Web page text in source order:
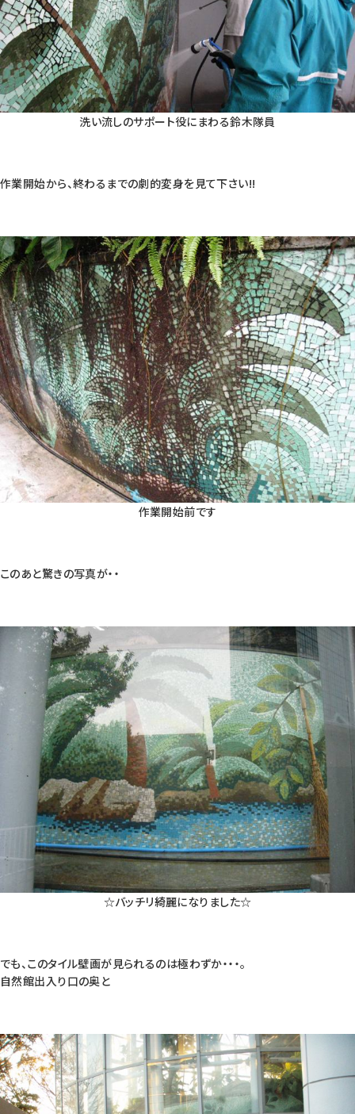
洗い流しのサポート役にまわる鈴木隊員
作業開始から、終わるまでの劇的変身を見て下さい!!
作業開始前です
このあと驚きの写真が・・
☆バッチリ綺麗になりました☆
でも、このタイル壁画が見られるのは極わずか・・・。
自然館出入り口の奥と